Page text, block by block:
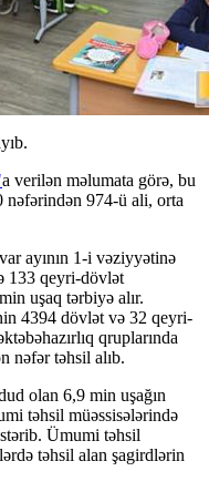
a verilən məlumata görə, bu
nəfərindən 974-ü ali, orta
ayının 1-i vəziyyətinə
133 qeyri-dövlət
uşaq tərbiyə alır.
4394 dövlət və 32 qeyri-
qruplarında
nəfər təhsil alıb.
olan 6,9 min uşağın
təhsil müəssisələrində
Ümumi təhsil
təhsil alan şagirdlərin